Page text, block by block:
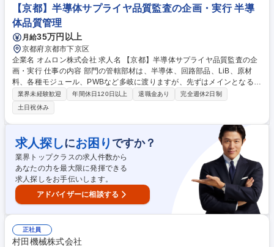
【京都】半導体サプライヤ品質監査の企画・実行 半導
体品質管理
月給35万円以上
京都府京都市下京区
企業名 オムロン株式会社 求人名 【京都】半導体サプライヤ品質監査の企
画・実行 仕事の内容 部門の管轄部材は、半導体、回路部品、LiB、原材
料、各種モジュール、PWBなど多岐に渡りますが、先ずはメインとなる半
導体に対して以下の業務を担っていただきます。 ■グローバルのサプライ
ヤの監査実行と品質改善指導■サプライヤ監査人財育成（人財要件の制改
定、教育）■社内外関係者との折衝・交渉・調整と、目標達成に向けたマ
ネジメントを実施する■サプライヤ監査プロセスの開発 また、本ポジショ
ンでは、単なる規格適合確認にとどまらず、開発段階から製造・検査工程
まで一貫して品質づくりの妥当性を見極める監査を担います。 募集職種
【京都】半導体サプライヤ品質監査の企画・実行
業界未経験歓迎 年間休日120日以上 退職金あり
完全週休2日制
土日祝休み
求人探しにお困り ですか？
業界トップクラスの求人件数から
あなたの力を最大限に発揮できる
求人探しをお手伝いします。
アドバイザーに相談する
正社員
村田機械株式会社